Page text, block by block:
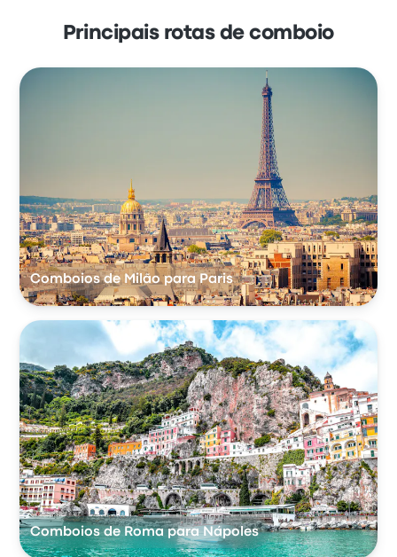
Principais rotas de comboio
Comboios de Milão para Paris
Comboios de Roma para Nápoles